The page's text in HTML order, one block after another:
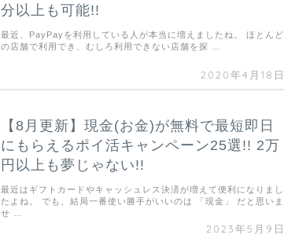
分以上も可能!!
2020年4月18日
最近、PayPayを利用している人が本当に増えましたね。 ほとんど
の店舗で利用でき、むしろ利用できない店舗を探 …
【8月更新】現金(お金)が無料で最短即日
にもらえるポイ活キャンペーン25選!! 2万
円以上も夢じゃない!!
2023年5月9日
最近はギフトカードやキャッシュレス決済が増えて便利になりまし
たよね。 でも、結局一番使い勝手がいいのは 「現金」 だと思いま
せ …